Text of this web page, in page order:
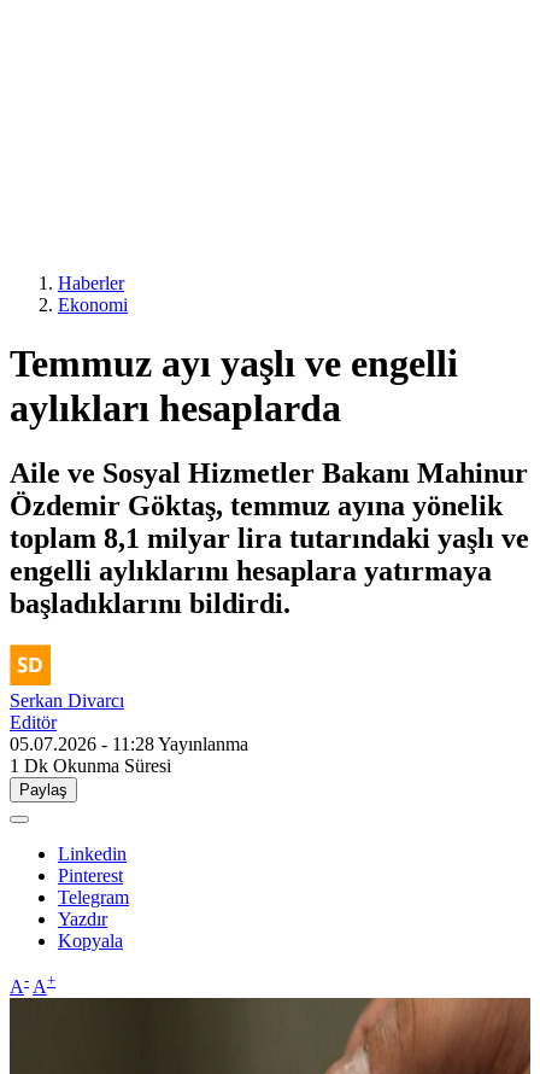
Haberler
Ekonomi
Temmuz ayı yaşlı ve engelli
aylıkları hesaplarda
Aile ve Sosyal Hizmetler Bakanı Mahinur
Özdemir Göktaş, temmuz ayına yönelik
toplam 8,1 milyar lira tutarındaki yaşlı ve
engelli aylıklarını hesaplara yatırmaya
başladıklarını bildirdi.
Serkan Divarcı
Editör
05.07.2026 - 11:28Yayınlanma
1 Dk Okunma Süresi
Paylaş
Linkedin
Pinterest
Telegram
Yazdır
Kopyala
A- A+